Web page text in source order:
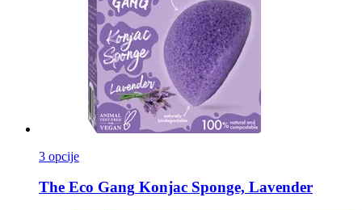
3 opcije
The Eco Gang Konjac Sponge, Lavender